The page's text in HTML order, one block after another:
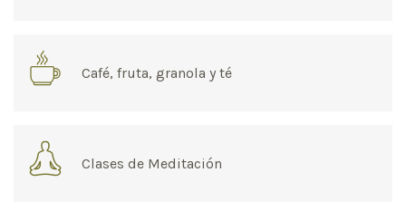
Café, fruta, granola y té
Clases de Meditación